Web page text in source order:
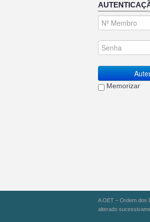
Memorizar
A OET – Ordem dos
alterado